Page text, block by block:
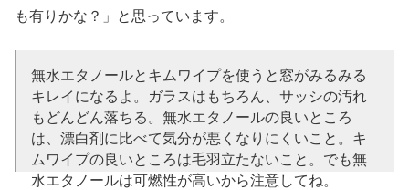
も有りかな？」と思っています。
無水エタノールとキムワイプを使うと窓がみるみる
キレイになるよ。ガラスはもちろん、サッシの汚れ
もどんどん落ちる。無水エタノールの良いところ
は、漂白剤に比べて気分が悪くなりにくいこと。キ
ムワイプの良いところは毛羽立たないこと。でも無
水エタノールは可燃性が高いから注意してね。